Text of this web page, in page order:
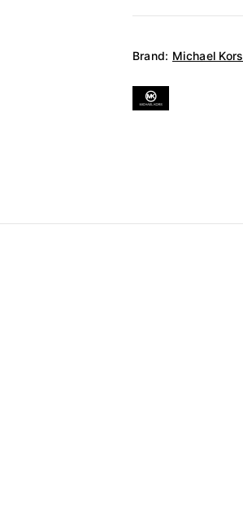
Brand: Michael Kors